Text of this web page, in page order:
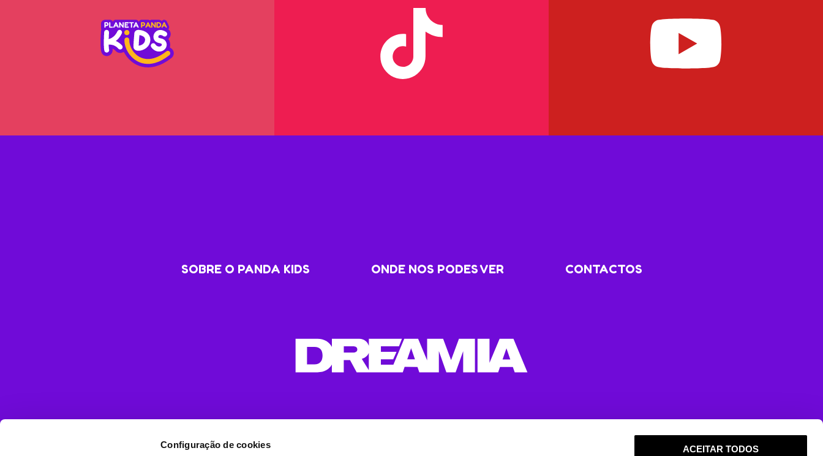
Configuração de cookies ACEITAR TODOS
SOBRE O PANDA KIDS ONDE NOS PODES VER CONTACTOS